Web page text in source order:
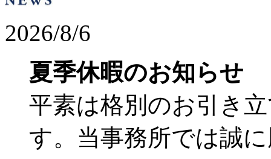
2026/8/6
夏季休暇のお知らせ
平素は格別のお引き
す。当事務所では誠